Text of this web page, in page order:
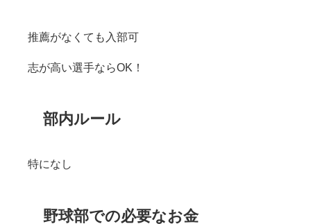
推薦がなくても入部可
志が高い選手ならOK！
部内ルール
特になし
野球部での必要なお金